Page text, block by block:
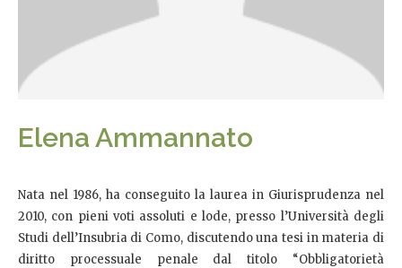
Elena Ammannato
Nata nel 1986, ha conseguito la laurea in Giurisprudenza nel
2010, con pieni voti assoluti e lode, presso l’Università degli
Studi dell’Insubria di Como, discutendo una tesi in materia di
diritto processuale penale dal titolo “Obbligatorietà